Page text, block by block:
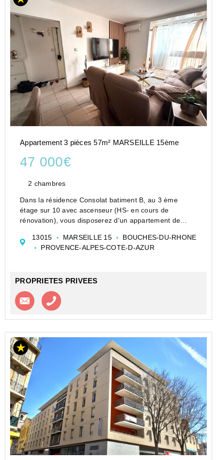
Appartement 3 pièces 57m² MARSEILLE 15ème
47 000€
2 chambres
Dans la résidence Consolat batiment B, au 3 ème
étage sur 10 avec ascenseur (HS- en cours de
rénovation), vous disposerez d'un appartement de
balcon vue mer, jolie cuisine équipée, coté nuit deux
belles ...
13015 MARSEILLE 15
BOUCHES-DU-RHONE
PROVENCE-ALPES-COTE-D-AZUR
PROPRIETES PRIVEES
Contacter l'agence